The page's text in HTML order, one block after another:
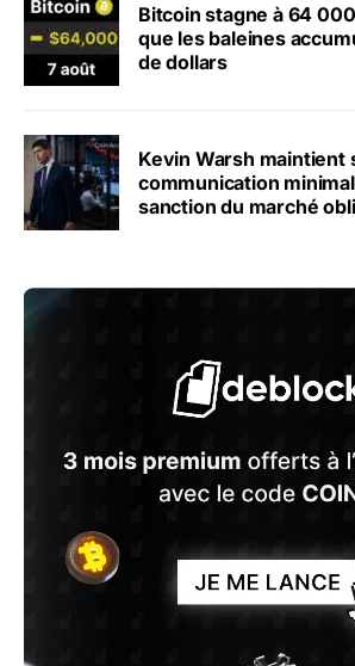
Bitcoin stagne à 64
que les baleines
de dollars
Kevin Warsh maintient
communication
sanction du marché